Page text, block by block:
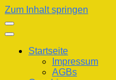
Zum Inhalt springen
Startseite
Impressum
AGBs